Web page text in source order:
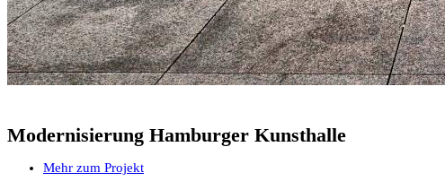
Modernisierung Hamburger Kunsthalle
Mehr zum Projekt